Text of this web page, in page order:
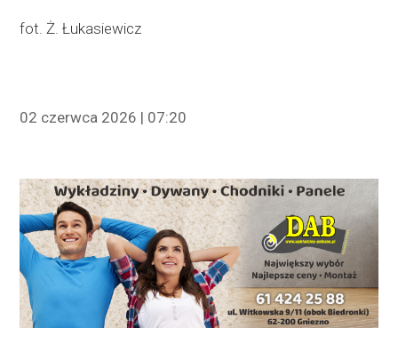
fot. Ż. Łukasiewicz
02 czerwca 2026 | 07:20